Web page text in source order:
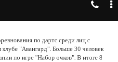
по дартс среди лиц с
"Авангард". Больше 30 человек
по игре "Набор очков". В итоге 8